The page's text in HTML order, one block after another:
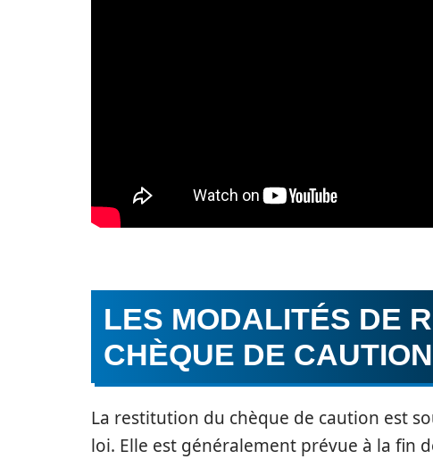
LES MODALITÉS DE
CHÈQUE DE CAUTION
La restitution du chèque de caution est
loi. Elle est généralement prévue à la fin